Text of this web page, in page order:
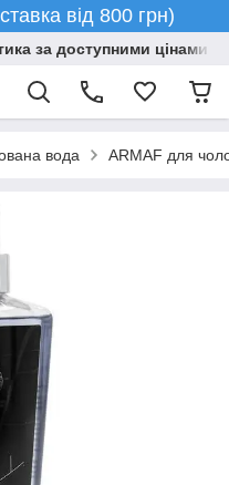
від 800 грн)
за доступними цінами
вода ARMAF для